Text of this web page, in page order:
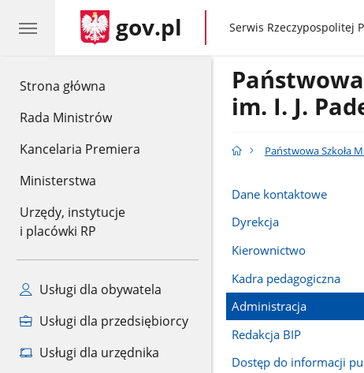
Strona główna
Rada Ministrów
Kancelaria Premiera
Ministerstwa
Urzędy, instytucje
i placówki RP
Usługi dla obywatela
Usługi dla przedsiębiorcy
Usługi dla urzędnika
gov.pl gov.pl
Serwis Rzeczypospolitej
im. I. J.
Państwowa Szkoła
Dane kontaktowe
Dyrekcja
Kierownictwo
Kadra pedagogiczna
Administracja
Redakcja BIP
Dostęp do informacji